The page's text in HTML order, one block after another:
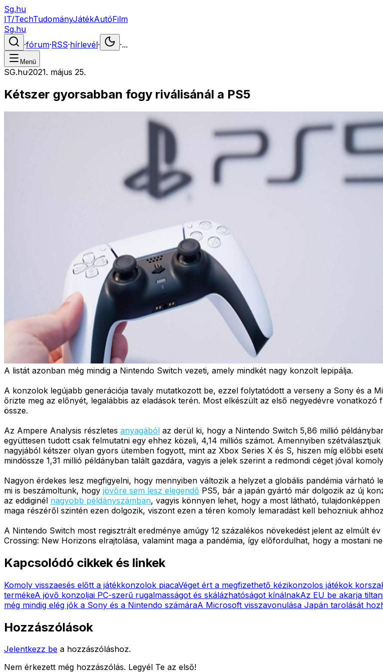
Sg.hu
IT/TechTudományJátékAutóFilm
Sg.hu
·fórum·RSS·hírlevél· ·...
Menü
SG.hu·2021. május 25.
Kétszer gyorsabban fogy riválisánál a PS5
A listát azonban még mindig a Nintendo Switch vezeti, amely mindkét nagy konzolt lepipálja.
A konzolok legújabb generációja tavaly mutatkozott be, ezzel folytatódott a verseny a Sony és a
őrizte meg az előnyét, legalábbis az eladások terén. Most elkészült az első negyedévre
össze.
Az Ampere Analysis részletes anyagából az derül ki, hogy a Nintendo Switch 5,86 millió
együttesen tudott csak felmutatni egy ehhez közeli, 4,14 milliós számot. Amennyiben
nagyjából kétszer olyan gyors ütemben fogyott, mint az Xbox Series X és S, hiszen míg előbbi
mindössze 1,31 millió példányban talált gazdára, vagyis a jelek szerint a redmondi céget jóval
Nagyon érdekes lesz megfigyelni, hogy mennyiben változik a helyzet a globális pandémia
mi is beszámoltunk, hogy jövőre sem lesz elegendő PS5, bár a japán gyártó már dolgozik az új
az eddiginél nagyobb példányszámban, vagyis könnyen lehet, hogy a most látható,
maga részéről szintén ezen dolgozik, viszont ezen a téren komoly lemaradást kell behozniuk
A Nintendo Switch most regisztrált eredménye amúgy 12 százalékos növekedést jelent az elmúlt
Crossing: New Horizons elrajtolása, valamint maga a pandémia, így előfordulhat, hogy a mostani
Kapcsolódó cikkek és linkek
Komoly visszaesés előtt a játékkonzolok piacaVéget ért a megfizethető kézikonzolos játékok
termékeA jövő konzoljai PC-szerű rugalmasságot és skálázhatóságot kínálnakAz EU be akarja
még mindig elég jók a Sony és a Nintendo számáraA Microsoft visszavonulása Japán tarolását
Hozzászólások
Jelentkezz be a hozzászóláshoz.
Nem érkezett még hozzászólás. Legyél Te az első!